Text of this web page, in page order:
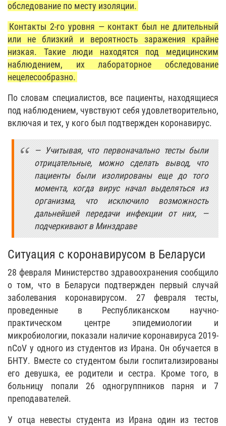
обследование по месту изоляции.
Контакты 2-го уровня — контакт был не длительный
или не близкий и вероятность заражения крайне
низкая. Такие люди находятся под медицинским
наблюдением, их лабораторное обследование
нецелесообразно.
По словам специалистов, все пациенты, находящиеся
под наблюдением, чувствуют себя удовлетворительно,
включая и тех, у кого был подтвержден коронавирус.
— Учитывая, что первоначально тесты были
отрицательные, можно сделать вывод, что
пациенты были изолированы еще до того
момента, когда вирус начал выделяться из
организма, что исключило возможность
дальнейшей передачи инфекции от них, —
подчеркивают в Минздраве
Ситуация с коронавирусом в Беларуси
28 февраля Министерство здравоохранения сообщило
о том, что в Беларуси подтвержден первый случай
заболевания коронавирусом. 27 февраля тесты,
проведенные в Республиканском научно-
практическом центре эпидемиологии и
микробиологии, показали наличие коронавируса 2019-
nCoV у одного из студентов из Ирана. Он обучается в
БНТУ. Вместе со студентом были госпитализированы
его девушка, ее родители и сестра. Кроме того, в
больницу попали 26 одногруппников парня и 7
преподавателей.
У отца невесты студента из Ирана один из тестов